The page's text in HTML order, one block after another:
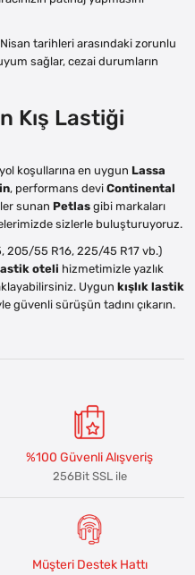
Nisan tarihleri arasındaki zorunlu
sağlar, cezai durumların
Kış Lastiği
koşullarına en uygun Lassa
, performans devi Continental
sunan Petlas gibi markaları
sizlerle buluşturuyoruz.
205/55 R16, 225/45 R17 vb.)
oteli hizmetimizle yazlık
Uygun kışlık lastik
güvenli sürüşün tadını çıkarın.
%100 Güvenli Alışveriş
256Bit SSL ile
Müşteri Destek Hattı